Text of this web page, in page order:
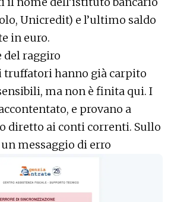
Unicredit) e l’ultimo saldo
in euro.
del raggiro
truffatori hanno già carpito
ma non è finita qui. I
e provano a
diretto ai conti correnti. Sullo
messaggio di erro